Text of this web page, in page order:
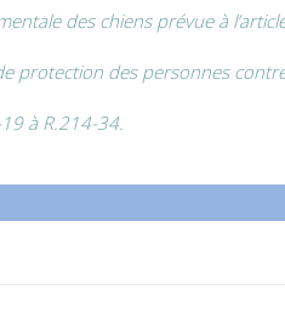
des chiens prévue à
protection des personnes
à R.214-34.